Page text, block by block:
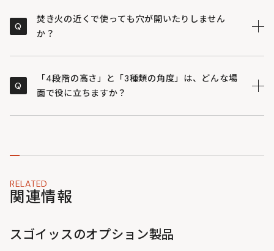
撤収が完了します。
・四角いフレームにポールを接続し、生地の四角を引っ
ルに合った高さをサッと設定できる手軽さも「スゴイ」
ポイントです。
Q
焚き火の近くで使っても穴が開いたりしません
か？
（綿）を採用しているため、火の粉が飛んでも穴が空き
にくい設計になっています。
Q
「4段階の高さ」と「3種類の角度」は、どんな場
面で役に立ちますか？
整可能です。
・角度調節： 前後の脚の長さを変えることで、食事しや
わせて座り心地を選べます。
RELATED
関連情報
スゴイッスのオプション製品